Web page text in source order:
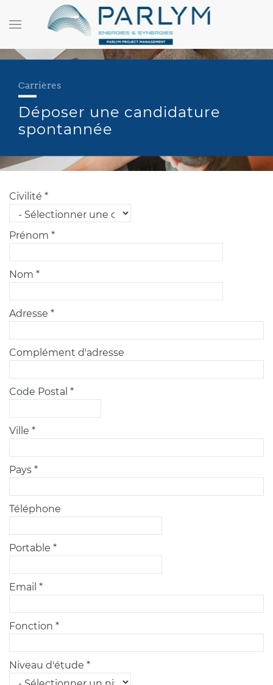
Carrières
Déposer une candidature
spontannée
Civilité *
Prénom *
Nom *
Adresse *
Complément d'adresse
Code Postal *
Ville *
Pays *
Téléphone
Portable *
Email *
Fonction *
Niveau d'étude *